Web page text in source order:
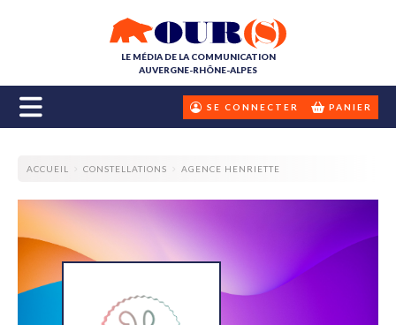
LE MÉDIA DE LA COMMUNICATION
AUVERGNE-RHÔNE-ALPES
SE CONNECTER PANIER
ACCUEIL CONSTELLATIONS AGENCE HENRIETTE